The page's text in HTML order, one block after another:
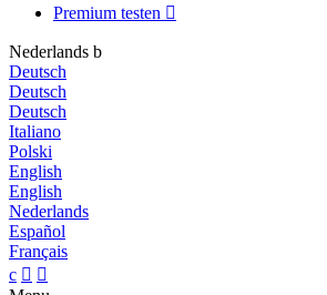
Premium testen 
Nederlands b
Deutsch
Deutsch
Deutsch
Italiano
Polski
English
English
Nederlands
Español
Français
c  